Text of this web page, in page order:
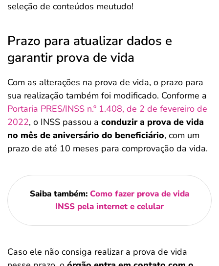
seleção de conteúdos meutudo!
Prazo para atualizar dados e
garantir prova de vida
Com as alterações na prova de vida, o prazo para
sua realização também foi modificado. Conforme a
Portaria PRES/INSS n.º 1.408, de 2 de fevereiro de
2022, o INSS passou a conduzir a prova de vida
no mês de aniversário do beneficiário, com um
prazo de até 10 meses para comprovação da vida.
Saiba também: Como fazer prova de vida
INSS pela internet e celular
Caso ele não consiga realizar a prova de vida